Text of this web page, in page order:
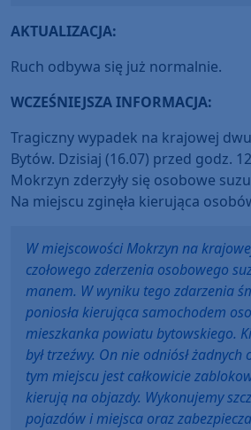
AKTUALIZACJA:
Ruch odbywa się już normalnie.
WCZEŚNIEJSZA INFORMACJA:
Tragiczny wypadek na krajowej
Bytów. Dzisiaj (16.07) przed godz.
Mokrzyn zderzyły się osobowe
Na miejscu zginęła kierująca
W miejscowości Mokrzyn na
czołowego zderzenia osobowego
manem. W wyniku tego zdarzenia
poniosła kierująca samochodem
mieszkanka powiatu bytowskiego.
był trzeźwy. On nie odniósł
tym miejscu jest całkowicie
kierują na objazdy. Wykonujemy
pojazdów i miejsca oraz